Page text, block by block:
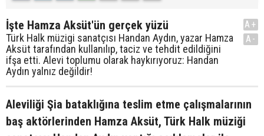
İşte Hamza Aksüt'ün gerçek yüzü
Türk Halk müzigi sanatçısı Handan Aydın, yazar Hamza
Aksüt tarafından kullanılıp, taciz ve tehdit edildiğini
ifşa etti. Alevi toplumu olarak haykırıyoruz: Handan
Aydın yalnız değildir!
A+
A-
Aleviliği Şia bataklığına teslim etme çalışmalarının
baş aktörlerinden Hamza Aksüt, Türk Halk müziği